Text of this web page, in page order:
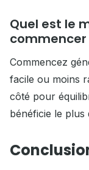
Quel est le
commencer
Commencez
facile ou moins
côté pour
bénéficie le plus